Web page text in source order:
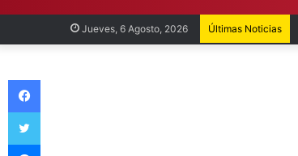
Jueves, 6 Agosto, 2026 Últimas Noticias
Facebook
Twitter
Messenger